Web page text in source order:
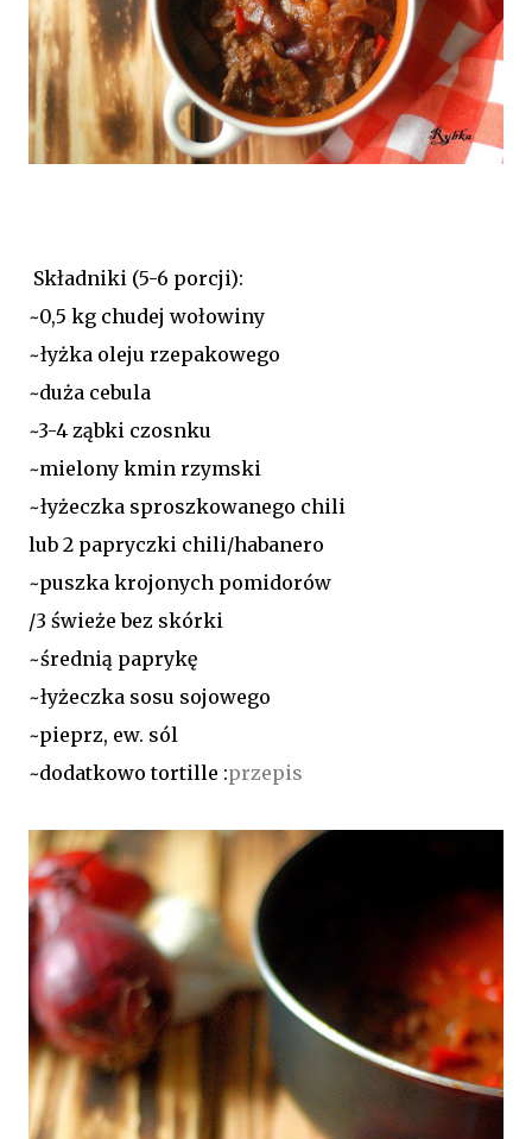
Składniki (5-6 porcji):
~0,5 kg chudej wołowiny
~łyżka oleju rzepakowego
~duża cebula
~3-4 ząbki czosnku
~mielony kmin rzymski
~łyżeczka sproszkowanego chili
lub 2 papryczki chili/habanero
~puszka krojonych pomidorów
/3 świeże bez skórki
~średnią paprykę
~łyżeczka sosu sojowego
~pieprz, ew. sól
~dodatkowo tortille :przepis